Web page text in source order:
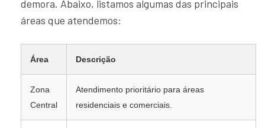
demora. Abaixo, listamos algumas das principais
áreas que atendemos:
Área Descrição
Zona
Central
Atendimento prioritário para áreas
residenciais e comerciais.